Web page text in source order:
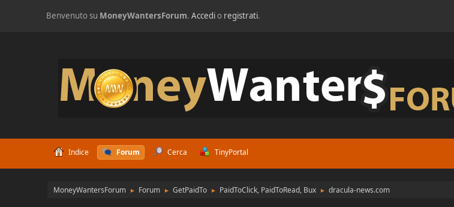
Benvenuto su MoneyWantersForum.Accedio registrati.
Indice Forum Cerca TinyPortal
MoneyWantersForum ► Forum ► GetPaidTo ► PaidToClick, PaidToRead, Bux ► dracula-news.com